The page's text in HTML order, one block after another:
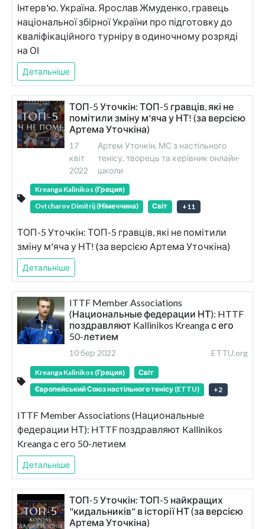
Інтерв'ю. Україна. Ярослав Жмуденко, гравець
національної збірної України про підготовку до
кваліфікаційного турніру в одиночному розряді
на ОІ
Детальніше
ТОП-5 Уточкін: ТОП-5 гравців, які не
помітили зміну м'яча у НТ! (за версією
Артема Уточкіна)
17
квіт
2022
Артем Уточкін, МС з настільного
тенісу, творець та керівник онлайн-
школи
Kreanga Kalinikos (Греция)
Ovtcharov Dimitrij (Німеччина)
Світ +11
ТОП-5 Уточкін: ТОП-5 гравців, які не помітили
зміну м'яча у НТ! (за версією Артема Уточкіна)
Детальніше
ITTF Member Associations
(Национальные федерации НТ): HTTF
поздравляют Kallinikos Kreanga с его
50-летием
10 бер 2022 ETTU.org
Kreanga Kalinikos (Греция)
Світ
Європейський Союз настільного тенісу (ETTU)
+2
ITTF Member Associations (Национальные
федерации НТ): HTTF поздравляют Kallinikos
Kreanga с его 50-летием
Детальніше
ТОП-5 Уточкін: ТОП-5 найкращих
"кидальників" в історії НТ (за версією
Артема Уточкіна)